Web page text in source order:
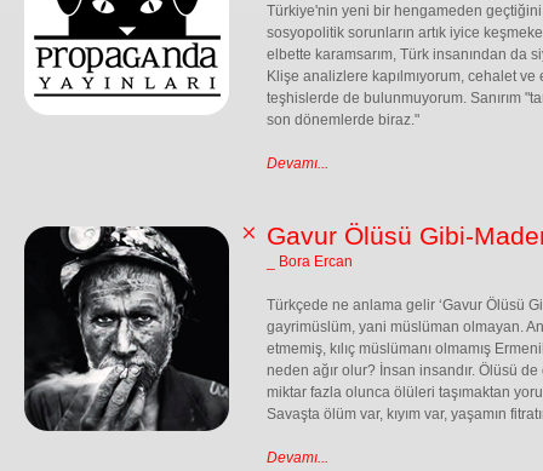
Türkiye'nin yeni bir hengameden
sosyopolitik sorunların artık iyice
elbette karamsarım, Türk insanından da
Klişe analizlere kapılmıyorum, cehalet
teşhislerde de bulunmuyorum. Sanırım
son dönemlerde biraz."
Devamı...
Gavur Ölüsü Gibi-
_ Bora Ercan
Türkçede ne anlama gelir ‘Gavur Ölüsü
gayrimüslüm, yani müslüman olmayan.
etmemiş, kılıç müslümanı olmamış
neden ağır olur? İnsan insandır. Ölüsü
miktar fazla olunca ölüleri taşımaktan
Savaşta ölüm var, kıyım var, yaşamın
Devamı...